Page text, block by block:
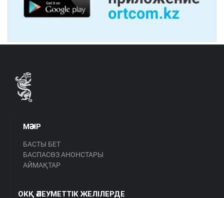
МӘЗІР
БАСТЫ БЕТ
БАСПАСӨЗ АНОНСТАРЫ
АЙМАҚТАР
ОКҚ ӘЛЕУМЕТТІК ЖЕЛІЛЕРДЕ